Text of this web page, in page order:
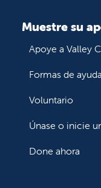
Muestre su
Apoye a Valley
Formas de
Voluntario
Únase o inicie
Done ahora